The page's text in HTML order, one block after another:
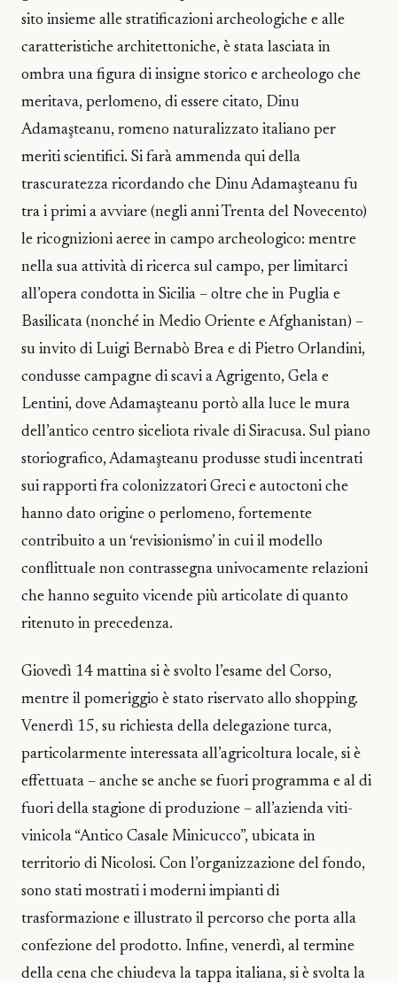
sito insieme alle stratificazioni archeologiche e alle
caratteristiche architettoniche, è stata lasciata in
ombra una figura di insigne storico e archeologo che
meritava, perlomeno, di essere citato, Dinu
Adamaşteanu, romeno naturalizzato italiano per
meriti scientifici. Si farà ammenda qui della
trascuratezza ricordando che Dinu Adamaşteanu fu
tra i primi a avviare (negli anni Trenta del Novecento)
le ricognizioni aeree in campo archeologico: mentre
nella sua attività di ricerca sul campo, per limitarci
all’opera condotta in Sicilia – oltre che in Puglia e
Basilicata (nonché in Medio Oriente e Afghanistan) –
su invito di Luigi Bernabò Brea e di Pietro Orlandini,
condusse campagne di scavi a Agrigento, Gela e
Lentini, dove Adamaşteanu portò alla luce le mura
dell’antico centro siceliota rivale di Siracusa. Sul piano
storiografico, Adamaşteanu produsse studi incentrati
sui rapporti fra colonizzatori Greci e autoctoni che
hanno dato origine o perlomeno, fortemente
contribuito a un ‘revisionismo’ in cui il modello
conflittuale non contrassegna univocamente relazioni
che hanno seguito vicende più articolate di quanto
ritenuto in precedenza.
Giovedì 14 mattina si è svolto l’esame del Corso,
mentre il pomeriggio è stato riservato allo shopping.
Venerdì 15, su richiesta della delegazione turca,
particolarmente interessata all’agricoltura locale, si è
effettuata – anche se anche se fuori programma e al di
fuori della stagione di produzione – all’azienda viti-
vinicola “Antico Casale Minicucco”, ubicata in
territorio di Nicolosi. Con l’organizzazione del fondo,
sono stati mostrati i moderni impianti di
trasformazione e illustrato il percorso che porta alla
confezione del prodotto. Infine, venerdì, al termine
della cena che chiudeva la tappa italiana, si è svolta la